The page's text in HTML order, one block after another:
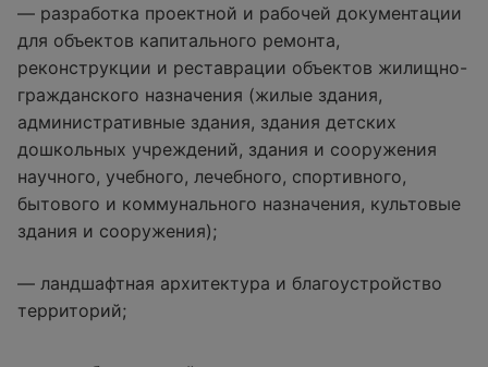
— разработка проектной и рабочей документации
для объектов капитального ремонта,
реконструкции и реставрации объектов жилищно-
гражданского назначения (жилые здания,
административные здания, здания детских
дошкольных учреждений, здания и сооружения
научного, учебного, лечебного, спортивного,
бытового и коммунального назначения, культовые
здания и сооружения);
— ландшафтная архитектура и благоустройство
территорий;